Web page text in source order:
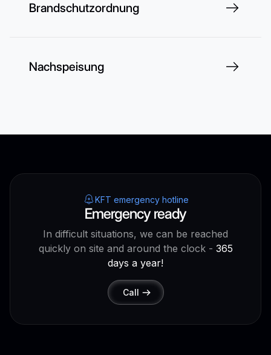
Brandschutzordnung
Nachspeisung
KFT emergency hotline
Emergency ready
In difficult situations, we can be reached
quickly on site and around the clock - 365
days a year!
Call